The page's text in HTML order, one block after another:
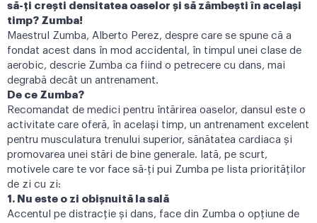
să-ți crești densitatea oaselor și să zâmbești în același
timp? Zumba!
Maestrul Zumba, Alberto Perez, despre care se spune că a
fondat acest dans în mod accidental, în timpul unei clase de
aerobic, descrie Zumba ca fiind o petrecere cu dans, mai
degrabă decât un antrenament.
De ce Zumba?
Recomandat de medici pentru întărirea oaselor, dansul este o
activitate care oferă, în același timp, un antrenament excelent
pentru musculatura trenului superior, sănătatea cardiaca și
promovarea unei stări de bine generale. Iată, pe scurt,
motivele care te vor face să-ți pui Zumba pe lista priorităților
de zi cu zi:
1. Nu este o zi obișnuită la sală
Accentul pe distracție și dans, face din Zumba o opțiune de